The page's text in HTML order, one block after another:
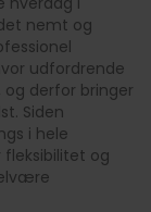
nemt og
udfordrende
derfor bringer
Siden
i hele
og